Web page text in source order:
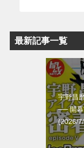
最新記事一覧
宇野昌
── 開
(2026/